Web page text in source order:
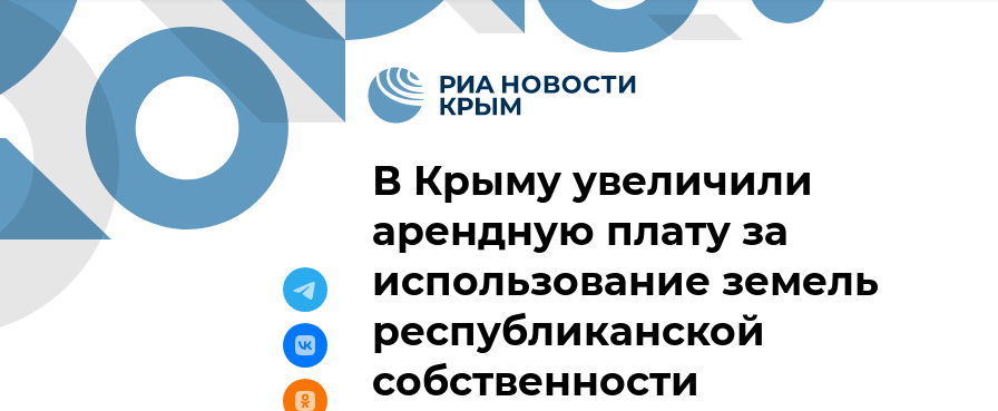
В Крыму увеличили
арендную плату за
использование земель
республиканской
собственности